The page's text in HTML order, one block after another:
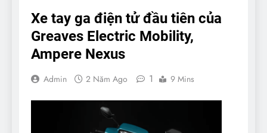
Xe tay ga điện tử đầu tiên của
Greaves Electric Mobility,
Ampere Nexus
Admin 2 Năm Ago 1 9 Mins